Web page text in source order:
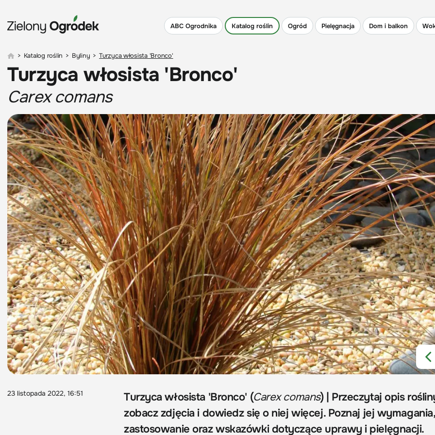
ABC Ogrodnika Katalog roślin Ogród Pielęgnacja Dom i balkon
> Katalog roślin > Byliny > Turzyca włosista 'Bronco'
Turzyca włosista 'Bronco'
Carex comans
23 listopada 2022, 16:51 Turzyca włosista 'Bronco' (Carex comans) | Przeczytaj opis
zobacz zdjęcia i dowiedz się o niej więcej. Poznaj jej wymagania,
zastosowanie oraz wskazówki dotyczące uprawy i pielęgnacji.